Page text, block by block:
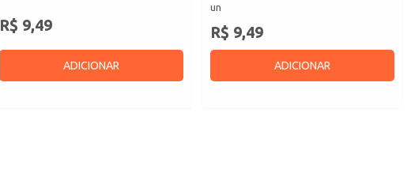
R$ 9,49
ADICIONAR
un
R$ 9,49
ADICIONAR